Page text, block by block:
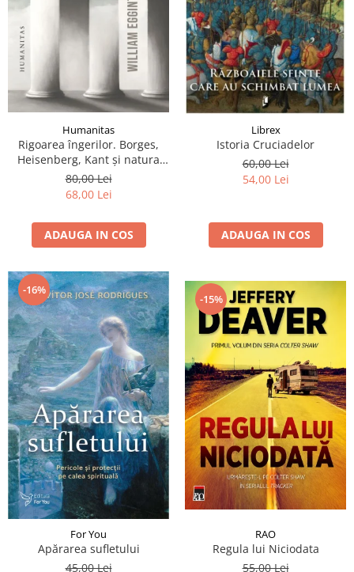
Humanitas
Rigoarea îngerilor. Borges,
Heisenberg, Kant şi natura
ultimă a realităţii
80,00 Lei
68,00 Lei
ADAUGA IN COS
Librex
Istoria Cruciadelor
60,00 Lei
54,00 Lei
ADAUGA IN COS
-16%
For You
Apărarea sufletului
45,00 Lei
-15%
RAO
Regula lui Niciodata
55,00 Lei